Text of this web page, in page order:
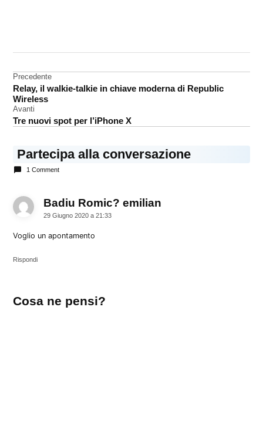
sviluppatori
Navigazione
articoli
Precedente
Relay, il walkie-talkie in chiave moderna di Republic
Wireless
Avanti
Tre nuovi spot per l’iPhone X
Partecipa alla conversazione
1 Comment
Badiu Romic? emilian
29 Giugno 2020 a 21:33
Voglio un apontamento
Rispondi
un
Cosa ne pensi?